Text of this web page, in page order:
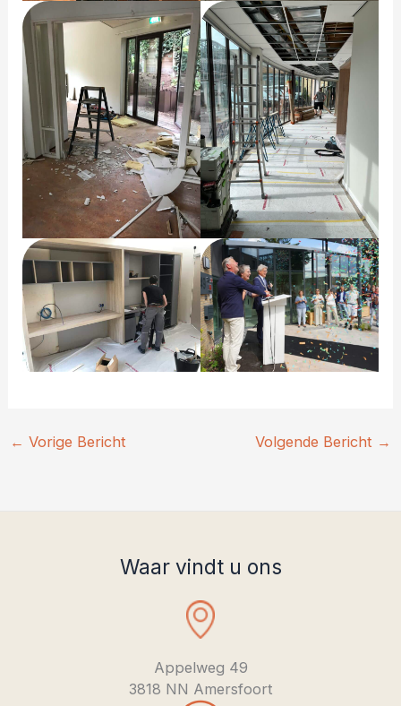
← Vorige Bericht Volgende Bericht →
Waar vindt u ons
Appelweg 49
3818 NN Amersfoort